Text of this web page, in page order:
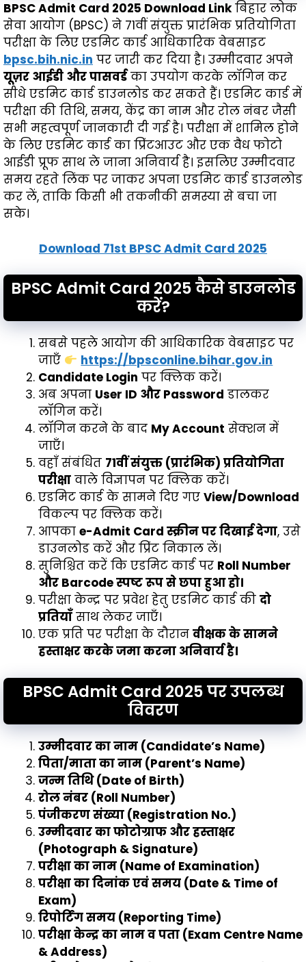
BPSC Admit Card 2025 Download Linkबिहार लोक
सेवा आयोग (BPSC) ने 71वीं संयुक्त प्रारंभिक प्रतियोगिता
परीक्षा के लिए एडमिट कार्ड आधिकारिक वेबसाइट
bpsc.bih.nic.in पर जारी कर दिया है। उम्मीदवार अपने
यूज़र आईडी और पासवर्डका उपयोग करके लॉगिन कर
सीधे एडमिट कार्ड डाउनलोड कर सकते हैं। एडमिट कार्ड में
परीक्षा की तिथि, समय, केंद्र का नाम और रोल नंबर जैसी
सभी महत्वपूर्ण जानकारी दी गई है। परीक्षा में शामिल होने
के लिए एडमिट कार्ड का प्रिंटआउट और एक वैध फोटो
आईडी प्रूफ साथ ले जाना अनिवार्य है। इसलिए उम्मीदवार
समय रहते लिंक पर जाकर अपना एडमिट कार्ड डाउनलोड
कर लें, ताकि किसी भी तकनीकी समस्या से बचा जा
सके।
Download 71st BPSC Admit Card 2025
BPSC Admit Card 2025 कैसे डाउनलोड
करें?
सबसे पहले आयोग की आधिकारिक वेबसाइट पर
जाएँ
https://bpsconline.bihar.gov.in
Candidate Login पर क्लिक करें।
अब अपना User ID और Password डालकर
लॉगिन करें।
लॉगिन करने के बाद My Account सेक्शन में
जाएँ।
वहाँ संबंधित 71वीं संयुक्त (प्रारंभिक) प्रतियोगिता
परीक्षा वाले विज्ञापन पर क्लिक करें।
एडमिट कार्ड के सामने दिए गए View/Download
विकल्प पर क्लिक करें।
आपका e-Admit Card स्क्रीन पर दिखाई देगा, उसे
डाउनलोड करें और प्रिंट निकाल लें।
सुनिश्चित करें कि एडमिट कार्ड पर Roll Number
और Barcode स्पष्ट रूप से छपा हुआ हो।
परीक्षा केन्द्र पर प्रवेश हेतु एडमिट कार्ड की दो
प्रतियाँ साथ लेकर जाएँ।
एक प्रति पर परीक्षा के दौरान वीक्षक के सामने
हस्ताक्षर करके जमा करना अनिवार्य है।
BPSC Admit Card 2025 पर उपलब्ध
विवरण
उम्मीदवार का नाम (Candidate’s Name)
पिता/माता का नाम (Parent’s Name)
जन्म तिथि (Date of Birth)
रोल नंबर (Roll Number)
पंजीकरण संख्या (Registration No.)
उम्मीदवार का फोटोग्राफ और हस्ताक्षर
(Photograph & Signature)
परीक्षा का नाम (Name of Examination)
परीक्षा का दिनांक एवं समय (Date & Time of
Exam)
रिपोर्टिंग समय (Reporting Time)
परीक्षा केन्द्र का नाम व पता (Exam Centre Name
& Address)